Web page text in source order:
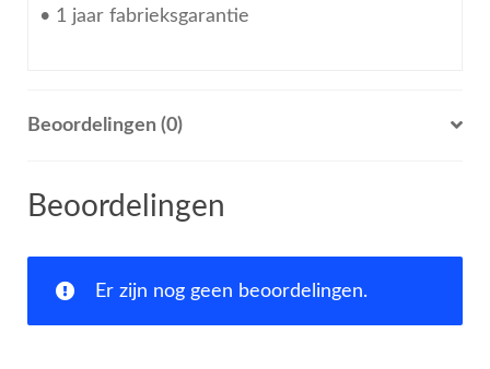
• 1 jaar fabrieksgarantie
Beoordelingen (0)
Beoordelingen
Er zijn nog geen beoordelingen.